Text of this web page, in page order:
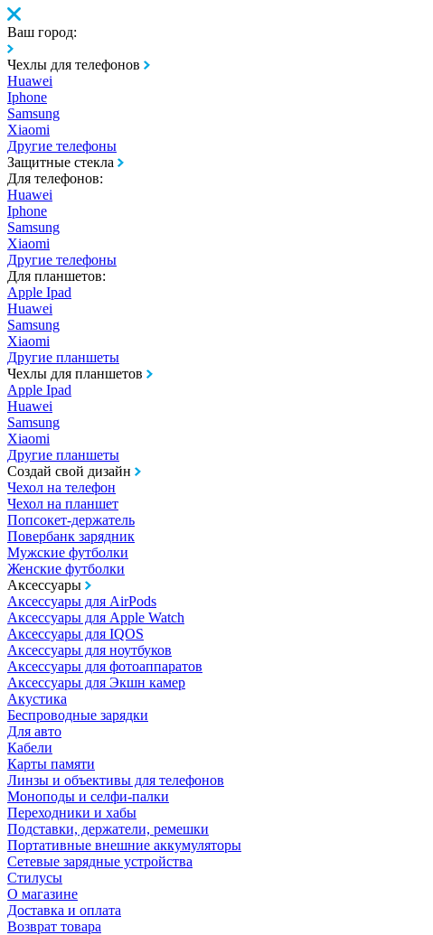
Ваш город:
Чехлы для телефонов
Huawei
Iphone
Samsung
Xiaomi
Другие телефоны
Защитные стекла
Для телефонов:
Huawei
Iphone
Samsung
Xiaomi
Другие телефоны
Для планшетов:
Apple Ipad
Huawei
Samsung
Xiaomi
Другие планшеты
Чехлы для планшетов
Apple Ipad
Huawei
Samsung
Xiaomi
Другие планшеты
Создай свой дизайн
Чехол на телефон
Чехол на планшет
Попсокет-держатель
Повербанк зарядник
Мужские футболки
Женские футболки
Аксессуары
Аксессуары для AirPods
Аксессуары для Apple Watch
Аксессуары для IQOS
Аксессуары для ноутбуков
Аксессуары для фотоаппаратов
Аксессуары для Экшн камер
Акустика
Беспроводные зарядки
Для авто
Кабели
Карты памяти
Линзы и объективы для телефонов
Моноподы и селфи-палки
Переходники и хабы
Подставки, держатели, ремешки
Портативные внешние аккумуляторы
Сетевые зарядные устройства
Стилусы
О магазине
Доставка и оплата
Возврат товара